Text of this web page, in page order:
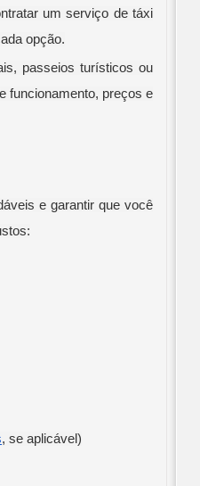
um serviço de táxi
opção.
passeios turísticos ou
funcionamento, preços e
e garantir que você
, se aplicável)